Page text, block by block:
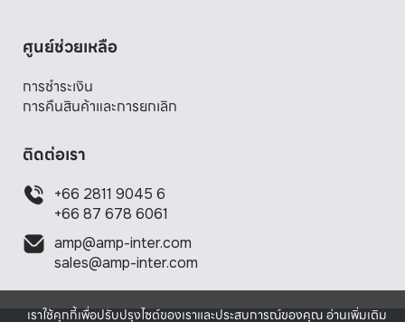
ศูนย์ช่วยเหลือ
การชำระเงิน
การคืนสินค้าและการยกเลิก
ติดต่อเรา
+66 2811 9045 6
+66 87 678 6061
amp@amp-inter.com
sales@amp-inter.com
เราใช้คุกกี้เพื่อปรับปรุงไซต์ของเราและประสบการณ์ของคุณ อ่านเพิ่มเติม